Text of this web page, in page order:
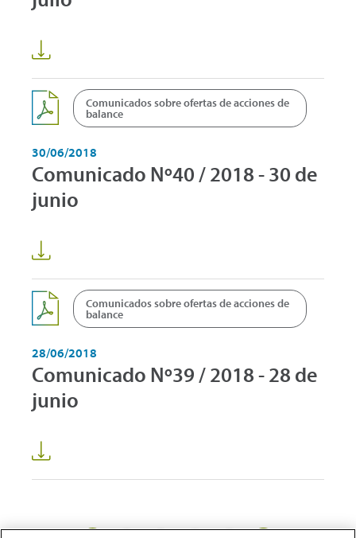
Comunicados sobre ofertas de acciones de
balance
30/06/2018
Comunicado Nº40 / 2018 - 30 de
junio
Comunicados sobre ofertas de acciones de
balance
28/06/2018
Comunicado Nº39 / 2018 - 28 de
junio